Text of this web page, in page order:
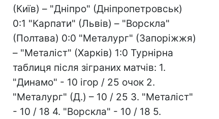
(Київ) – "Дніпро" (Дніпропетровськ)
0:1 "Карпати" (Львів) – "Ворскла"
(Полтава) 0:0 "Металург" (Запоріжжя)
– "Металіст" (Харків) 1:0 Турнірна
таблиця після зіграних матчів: 1.
"Динамо" - 10 ігор / 25 очок 2.
"Металург" (Д.) – 10 / 25 3. "Металіст"
- 10 / 18 4. "Ворскла" - 10 / 18 5.